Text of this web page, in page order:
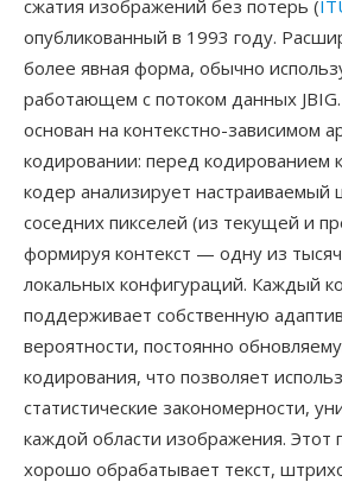
сжатия изображений без потерь (
опубликованный в 1993 году.
более явная форма, обычно
работающем с потоком данных
основан на контекстно-зависимом
кодировании: перед кодированием
кодер анализирует настраиваемый
соседних пикселей (из текущей и
формируя контекст — одну из
локальных конфигураций. Каждый
поддерживает собственную
вероятности, постоянно
кодирования, что позволяет
статистические закономерности,
каждой области изображения. Этот
хорошо обрабатывает текст,